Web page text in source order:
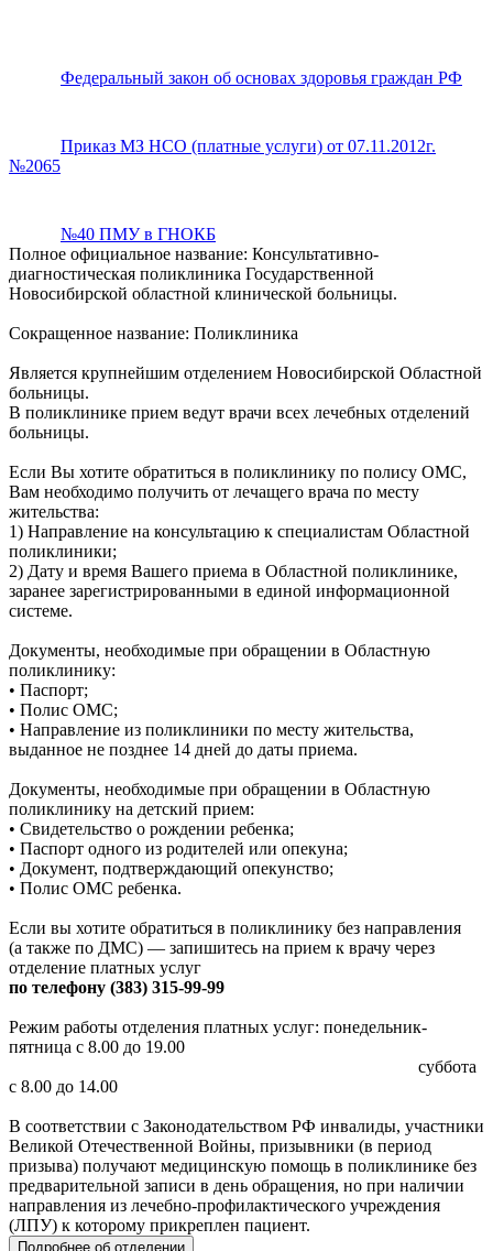
Федеральный закон об основах здоровья граждан РФ
Приказ МЗ НСО (платные услуги) от 07.11.2012г.
№2065
№40 ПМУ в ГНОКБ
Полное официальное название: Консультативно-
диагностическая поликлиника Государственной
Новосибирской областной клинической больницы.
Сокращенное название: Поликлиника
Является крупнейшим отделением Новосибирской Областной
больницы.
В поликлинике прием ведут врачи всех лечебных отделений
больницы.
Если Вы хотите обратиться в поликлинику по полису ОМС,
Вам необходимо получить от лечащего врача по месту
жительства:
1) Направление на консультацию к специалистам Областной
поликлиники;
2) Дату и время Вашего приема в Областной поликлинике,
заранее зарегистрированными в единой информационной
системе.
Документы, необходимые при обращении в Областную
поликлинику:
• Паспорт;
• Полис ОМС;
• Направление из поликлиники по месту жительства,
выданное не позднее 14 дней до даты приема.
Документы, необходимые при обращении в Областную
поликлинику на детский прием:
• Свидетельство о рождении ребенка;
• Паспорт одного из родителей или опекуна;
• Документ, подтверждающий опекунство;
• Полис ОМС ребенка.
Если вы хотите обратиться в поликлинику без направления
(а также по ДМС) — запишитесь на прием к врачу через
отделение платных услуг
по телефону (383) 315-99-99
Режим работы отделения платных услуг: понедельник-
пятница с 8.00 до 19.00
суббота
с 8.00 до 14.00
В соответствии с Законодательством РФ инвалиды, участники
Великой Отечественной Войны, призывники (в период
призыва) получают медицинскую помощь в поликлинике без
предварительной записи в день обращения, но при наличии
направления из лечебно-профилактического учреждения
(ЛПУ) к которому прикреплен пациент.
Подробнее об отделении